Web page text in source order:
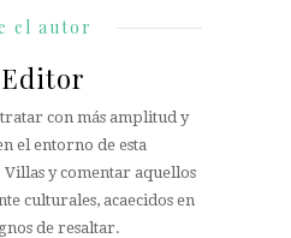
el autor
con más amplitud y
el entorno de esta
Villas y comentar aquellos
culturales, acaecidos en
de resaltar.